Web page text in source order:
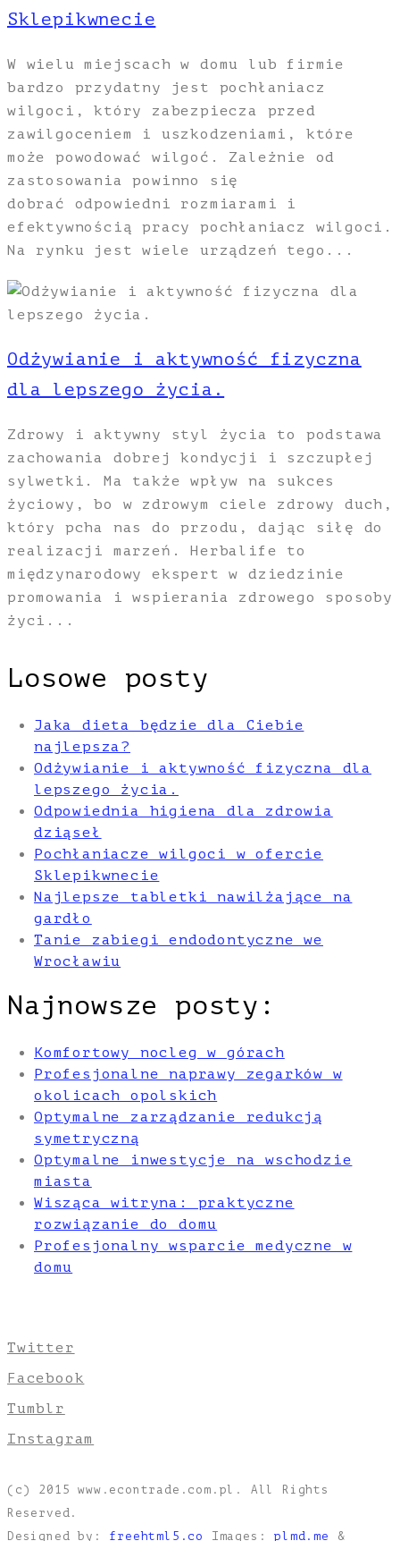
Sklepikwnecie
W wielu miejscach w domu lub firmie
bardzo przydatny jest pochłaniacz
wilgoci, który zabezpiecza przed
zawilgoceniem i uszkodzeniami, które
może powodować wilgoć. Zależnie od
zastosowania powinno się
dobrać odpowiedni rozmiarami i
efektywnością pracy pochłaniacz wilgoci.
Na rynku jest wiele urządzeń tego...
Odżywianie i aktywność fizyczna
dla lepszego życia.
Zdrowy i aktywny styl życia to podstawa
zachowania dobrej kondycji i szczupłej
sylwetki. Ma także wpływ na sukces
życiowy, bo w zdrowym ciele zdrowy duch,
który pcha nas do przodu, dając siłę do
realizacji marzeń. Herbalife to
międzynarodowy ekspert w dziedzinie
promowania i wspierania zdrowego sposoby
życi...
Losowe posty
Jaka dieta będzie dla Ciebie
najlepsza?
Odżywianie i aktywność fizyczna dla
lepszego życia.
Odpowiednia higiena dla zdrowia
dziąseł
Pochłaniacze wilgoci w ofercie
Sklepikwnecie
Najlepsze tabletki nawilżające na
gardło
Tanie zabiegi endodontyczne we
Wrocławiu
Najnowsze posty:
Komfortowy nocleg w górach
Profesjonalne naprawy zegarków w
okolicach opolskich
Optymalne zarządzanie redukcją
symetryczną
Optymalne inwestycje na wschodzie
miasta
Wisząca witryna: praktyczne
rozwiązanie do domu
Profesjonalny wsparcie medyczne w
domu
Twitter
Facebook
Tumblr
Instagram
(c) 2015 www.econtrade.com.pl. All Rights
Reserved.
Designed by: freehtml5.co Images:plmd.me &